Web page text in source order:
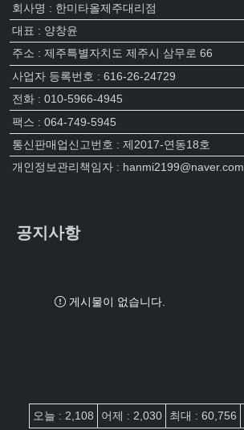
회사명 : 한미타올제주대리점
대표 : 양창윤
주소 : 제주특별자치도 제주시 삼무로 66
사업자 등록번호 : 616-26-24729
전화 : 010-5966-4945
팩스 : 064-749-5945
통신판매업신고번호 : 제2017-연동18호
개인정보관리책임자 : hanmi2199@naver.com
공지사항
게시물이 없습니다.
접속자집계
오늘 : 2,108 어제 : 2,030 최대 : 60,756